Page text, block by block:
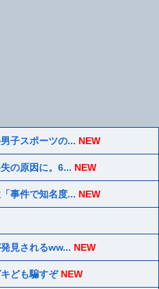
子スポーツの... NEW
の原因に。6... NEW
事件で知名度... NEW
見されるww... NEW
ども騙すぞ NEW